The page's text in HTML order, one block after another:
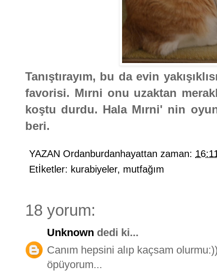
Tanıştırayım, bu da evin
favorisi. Mırni onu uzaktan
koştu durdu. Hala Mırni' nin
beri.
YAZAN Ordanburdanhayattan zaman:
Etİketler: kurabiyeler, mutfağım
18 yorum:
Unknown dedi ki...
Canım hepsini alıp kaçsam
öpüyorum...